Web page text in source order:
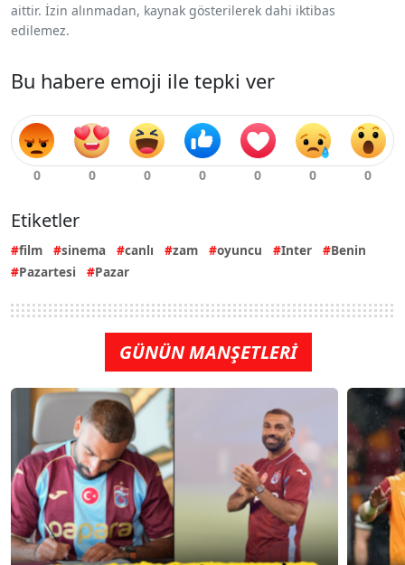
aittir. İzin alınmadan, kaynak gösterilerek dahi iktibas
edilemez.
Bu habere emoji ile tepki ver
Etiketler
film sinema canlı zam oyuncu Inter
Benin
Pazartesi
Pazar
GÜNÜN MANŞETLERİ